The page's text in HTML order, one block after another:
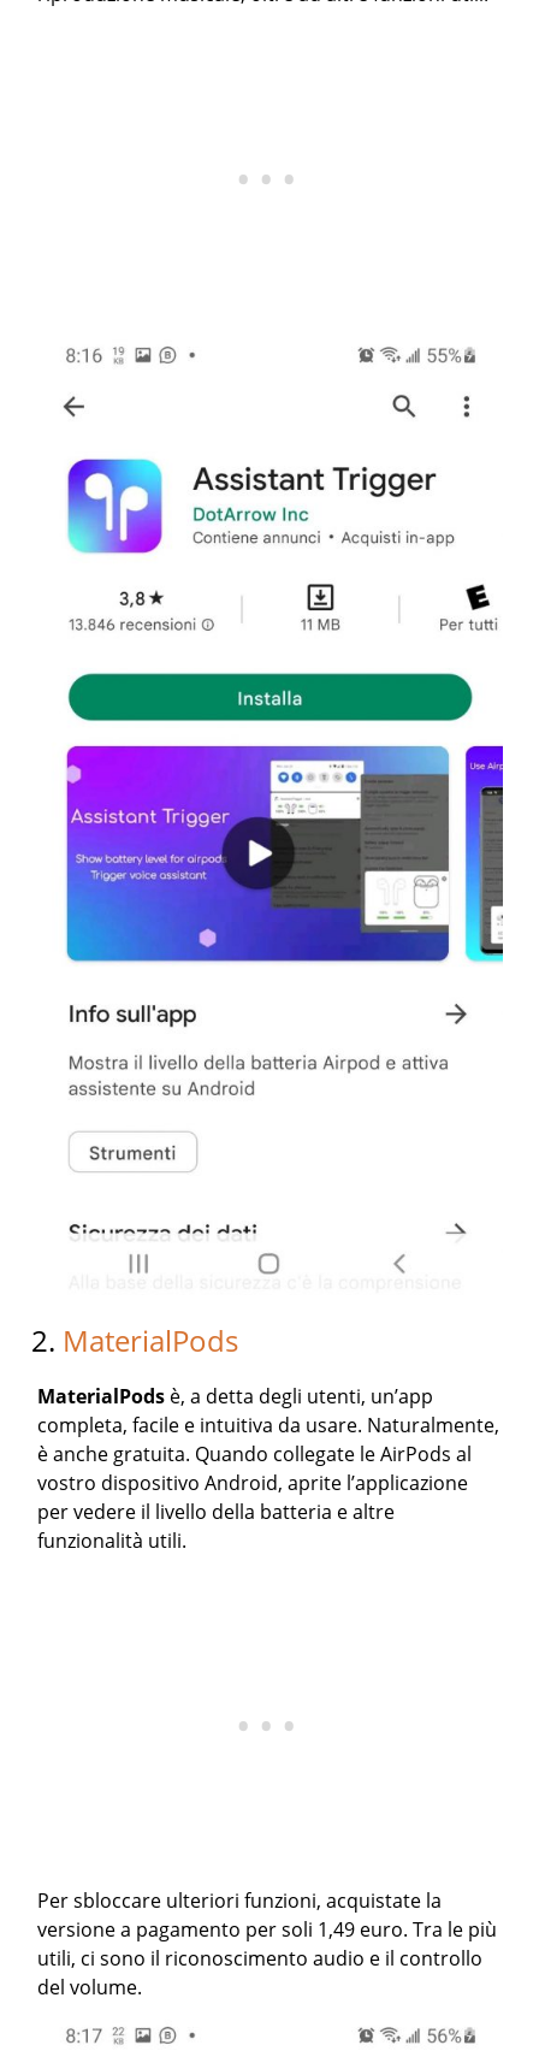
2. MaterialPods
MaterialPods è, a detta degli utenti, un’app
completa, facile e intuitiva da usare. Naturalmente,
è anche gratuita. Quando collegate le AirPods al
vostro dispositivo Android, aprite l’applicazione
per vedere il livello della batteria e altre
funzionalità utili.
Per sbloccare ulteriori funzioni, acquistate la
versione a pagamento per soli 1,49 euro. Tra le più
utili, ci sono il riconoscimento audio e il controllo
del volume.